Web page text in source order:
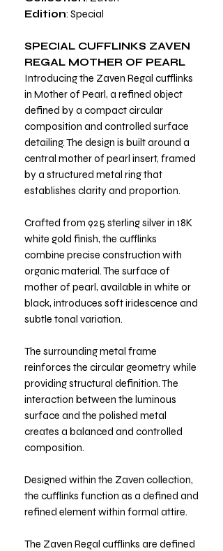
Edition: Special
SPECIAL CUFFLINKS ZAVEN
REGAL MOTHER OF PEARL
Introducing the Zaven Regal cufflinks
in Mother of Pearl, a refined object
defined by a compact circular
composition and controlled surface
detailing. The design is built around a
central mother of pearl insert, framed
by a structured metal ring that
establishes clarity and proportion.
Crafted from 925 sterling silver in 18K
white gold finish, the cufflinks
combine precise construction with
organic material. The surface of
mother of pearl, available in white or
black, introduces soft iridescence and
subtle tonal variation.
The surrounding metal frame
reinforces the circular geometry while
providing structural definition. The
interaction between the luminous
surface and the polished metal
creates a balanced and controlled
composition.
Designed within the Zaven collection,
the cufflinks function as a defined and
refined element within formal attire.
The Zaven Regal cufflinks are defined